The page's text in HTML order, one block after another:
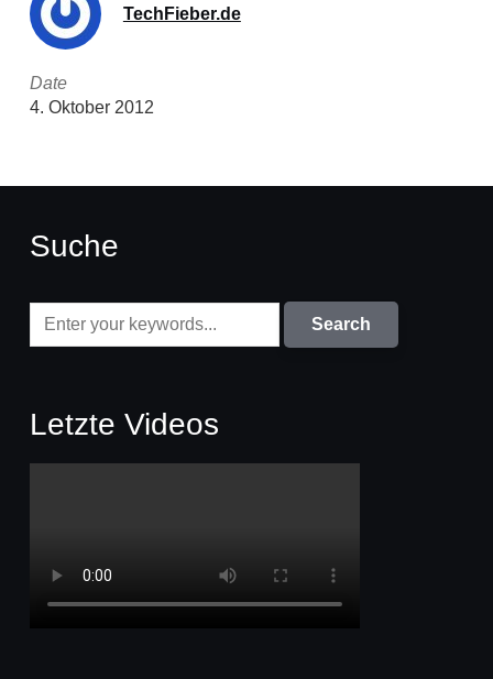
TechFieber.de
Date
4. Oktober 2012
Suche
Letzte Videos